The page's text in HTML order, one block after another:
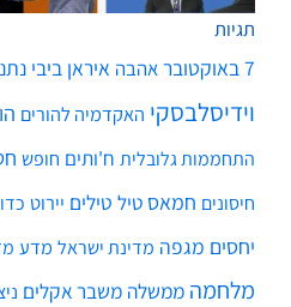
תגיות
7 באוקטובר אהבה איראן ביבי
וידיסלבסקי האקדמיה להורים
התחממות גלובלית ח'ותים חופש
חיסונים חמאס טיל טילים יירוט
יחסים מגפה מדינת ישראל מדע
מלחמה ממשלה משבר אקלים